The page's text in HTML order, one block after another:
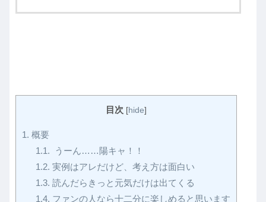
目次 [hide]
1. 概要
1.1. うーん……陽キャ！！
1.2. 実例はアレだけど、考え方は面白い
1.3. 読んだらきっと元気だけは出てくる
1.4. ファンの人なら十二分に楽しめると思います